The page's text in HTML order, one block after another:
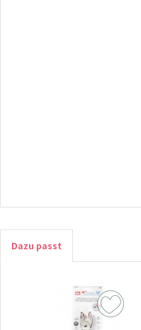
Dazu passt